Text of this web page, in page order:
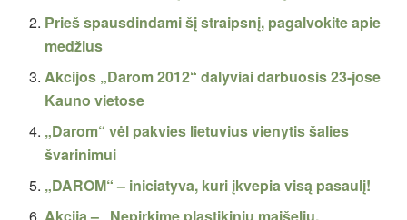
Prieš spausdindami šį straipsnį, pagalvokite apie
medžius
Akcijos „Darom 2012“ dalyviai darbuosis 23-jose
Kauno vietose
„Darom“ vėl pakvies lietuvius vienytis šalies
švarinimui
„DAROM“ – iniciatyva, kuri įkvepia visą pasaulį!